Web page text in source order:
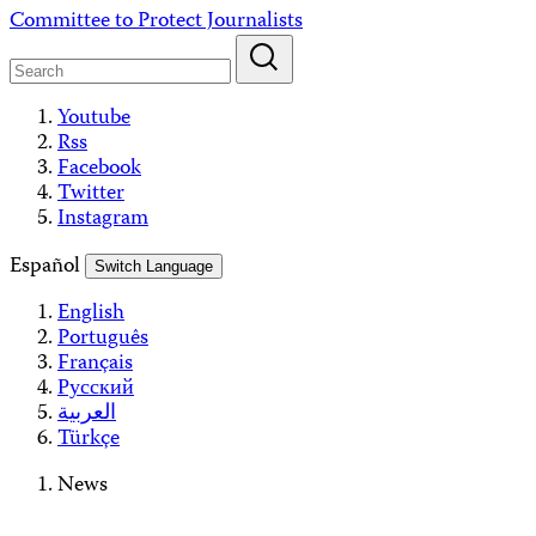
Skip
content
Committee to Protect Journalists
Youtube
Rss
Facebook
Twitter
Instagram
Español
Switch Language
English
Português
Français
Русский
العربية
Türkçe
News